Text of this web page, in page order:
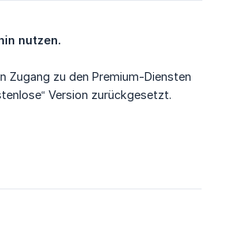
nutzen.
Zugang zu den Premium-Diensten
Version zurückgesetzt.